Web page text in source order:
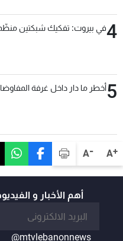
A+
A-
4في بيروت: تفكيك شبكتين
5أخطر ما دار داخل غرفة
أهم الأخبار و
@mtvlebanonnews